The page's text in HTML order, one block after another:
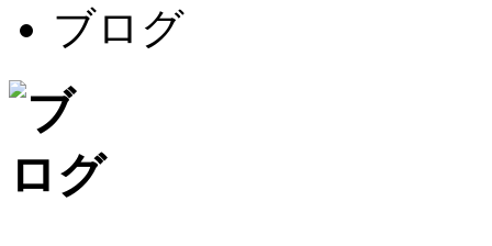
ブログ